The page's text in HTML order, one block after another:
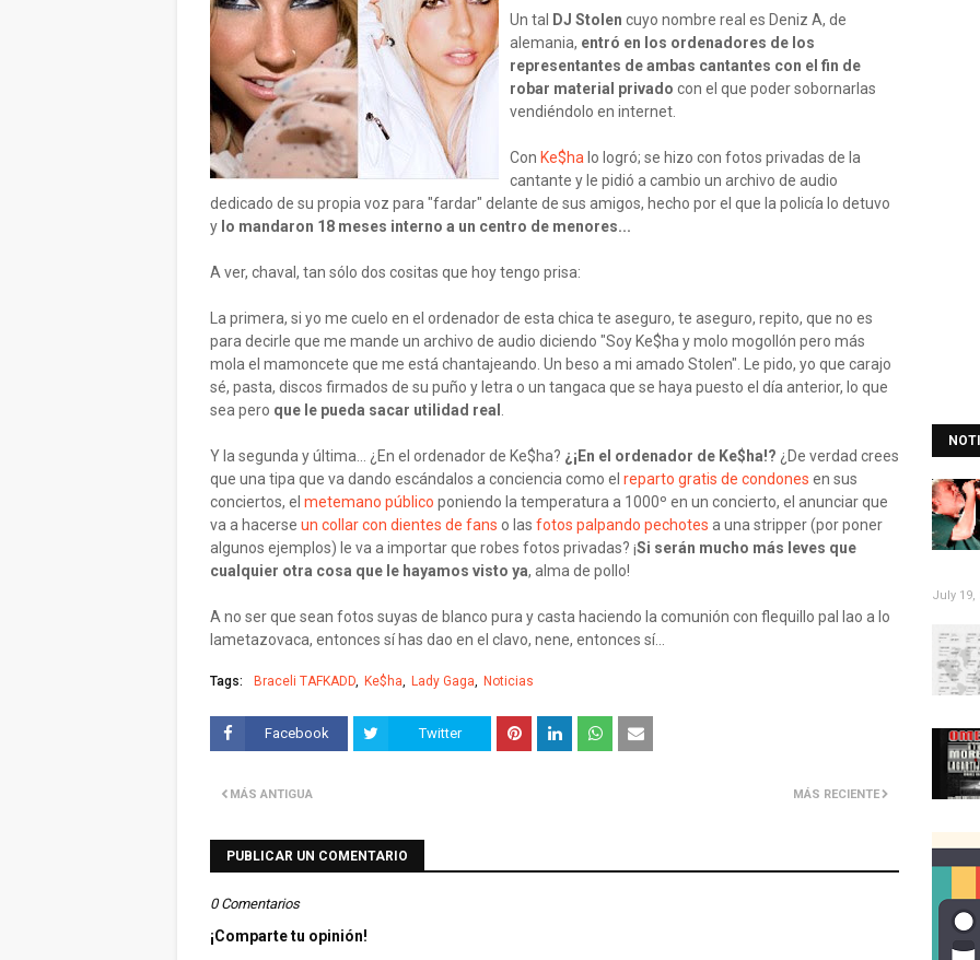
Un tal DJ Stolen cuyo nombre real es Deniz A, de
alemania, entró en los ordenadores de los
representantes de ambas cantantes con el fin de
robar material privado con el que poder sobornarlas
vendiéndolo en internet.
Con Ke$ha lo logró; se hizo con fotos privadas de la
cantante y le pidió a cambio un archivo de audio
dedicado de su propia voz para "fardar" delante de sus amigos, hecho por el que la policía lo detuvo
y lo mandaron 18 meses interno a un centro de menores...
A ver, chaval, tan sólo dos cositas que hoy tengo prisa:
La primera, si yo me cuelo en el ordenador de esta chica te aseguro, te aseguro, repito, que no es
para decirle que me mande un archivo de audio diciendo "Soy Ke$ha y molo mogollón pero más
mola el mamoncete que me está chantajeando. Un beso a mi amado Stolen". Le pido, yo que carajo
sé, pasta, discos firmados de su puño y letra o un tangaca que se haya puesto el día anterior, lo que
sea pero que le pueda sacar utilidad real
Y la segunda y última... ¿En el ordenador de Ke$ha? ¿¡En el ordenador de Ke$ha!? ¿De verdad crees
que una tipa que va dando escándalos a conciencia como el reparto gratis de condones en sus
conciertos, el metemano público poniendo la temperatura a 1000º en un concierto, el anunciar que
va a hacerse un collar con dientes de fans o las fotos palpando pechotes a una stripper (por poner
algunos ejemplos) le va a importar que robes fotos privadas? ¡Si serán mucho más leves que
cualquier otra cosa que le hayamos visto ya, alma de pollo!
A no ser que sean fotos suyas de blanco pura y casta haciendo la comunión con flequillo pal lao a lo
lametazovaca, entonces sí has dao en el clavo, nene, entonces sí...
Tags: Braceli TAFKADD Ke$ha Lady Gaga Noticias
Facebook Twitter
MÁS RECIENTE
MÁS ANTIGUA
PUBLICAR UN COMENTARIO
0 Comentarios
¡Comparte tu opinión!
July 19,